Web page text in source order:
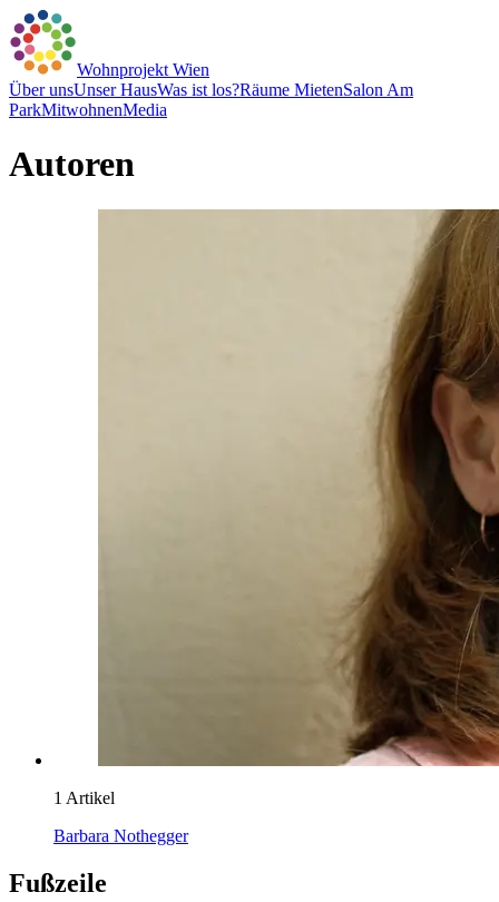
Wohnprojekt Wien
Über unsUnser HausWas ist los?Räume MietenSalon Am
ParkMitwohnenMedia
Autoren
1 Artikel
Barbara Nothegger
Fußzeile